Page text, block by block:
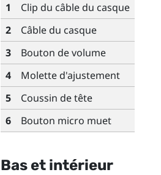
1
Clip du câble du casque
2
Câble du casque
3
Bouton de volume
4
Molette d'ajustement
5
Coussin de tête
6
Bouton micro muet
Bas et intérieur